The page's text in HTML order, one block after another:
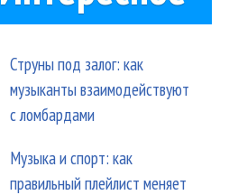
Струны под залог: как
музыканты взаимодействуют
с ломбардами
Музыка и спорт: как
правильный плейлист меняет